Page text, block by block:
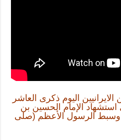
الايرانيين اليوم ذكرى العاشر
الإمام الحسين بن
وسبط الرسول الأعظم (صلى